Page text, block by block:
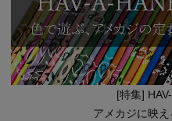
[特集]
アメカジに映